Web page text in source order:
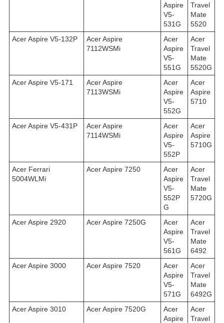
Aspire
V5-
531G
Travel
Mate
5520
Acer Aspire V5-132P
Acer Aspire
7112WSMi
Acer
Aspire
V5-
551G
Acer
Travel
Mate
5520G
Acer Aspire V5-171
Acer Aspire
7113WSMi
Acer
Aspire
V5-
552G
Acer
Aspire
5710
Acer Aspire V5-431P
Acer Aspire
7114WSMi
Acer
Aspire
V5-
552P
Acer
Aspire
5710G
Acer Ferrari
5004WLMi
Acer Aspire 7250
Acer
Aspire
V5-
552P
G
Acer
Travel
Mate
5720G
Acer Aspire 2920 Acer Aspire 7250G
Acer
Aspire
V5-
561G
Acer
Travel
Mate
6492
Acer Aspire 3000
Acer Aspire 7520
Acer
Aspire
V5-
571G
Acer
Travel
Mate
6492G
Acer Aspire 3010
Acer Aspire 7520G
Acer
Aspire
Acer
Travel